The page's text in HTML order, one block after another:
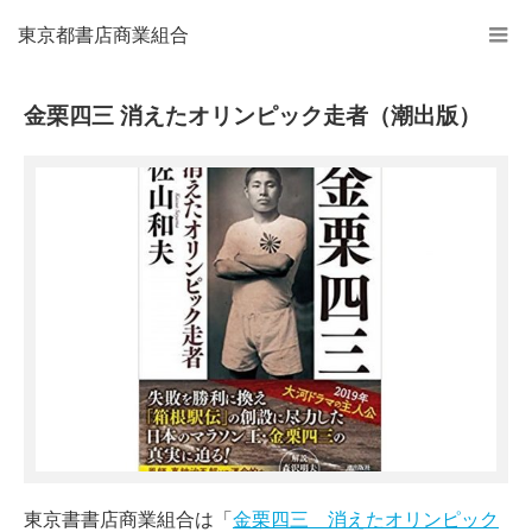
東京都書店商業組合
金栗四三 消えたオリンピック走者（潮出版）
東京書書店商業組合は「 金栗四三 消えたオリンピック